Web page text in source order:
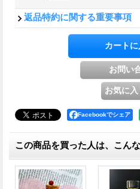
返品特約に関する重要事項
Facebookでシェア
この商品を買った人は、こん